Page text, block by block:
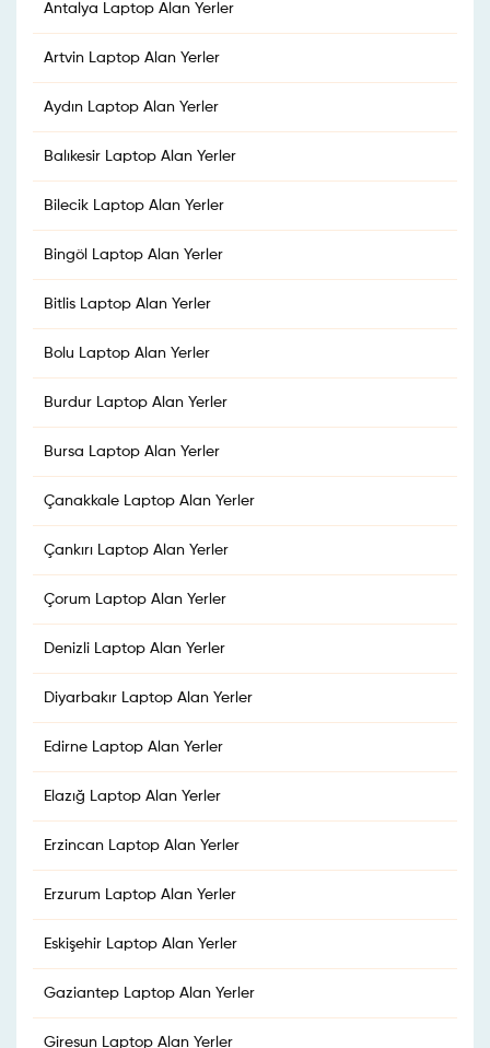
Antalya Laptop Alan Yerler
Artvin Laptop Alan Yerler
Aydın Laptop Alan Yerler
Balıkesir Laptop Alan Yerler
Bilecik Laptop Alan Yerler
Bingöl Laptop Alan Yerler
Bitlis Laptop Alan Yerler
Bolu Laptop Alan Yerler
Burdur Laptop Alan Yerler
Bursa Laptop Alan Yerler
Çanakkale Laptop Alan Yerler
Çankırı Laptop Alan Yerler
Çorum Laptop Alan Yerler
Denizli Laptop Alan Yerler
Diyarbakır Laptop Alan Yerler
Edirne Laptop Alan Yerler
Elazığ Laptop Alan Yerler
Erzincan Laptop Alan Yerler
Erzurum Laptop Alan Yerler
Eskişehir Laptop Alan Yerler
Gaziantep Laptop Alan Yerler
Giresun Laptop Alan Yerler